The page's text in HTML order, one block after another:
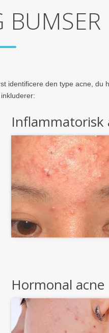
BUMSER
identificere den type acne, du
Inflammatorisk
Hormonal acne